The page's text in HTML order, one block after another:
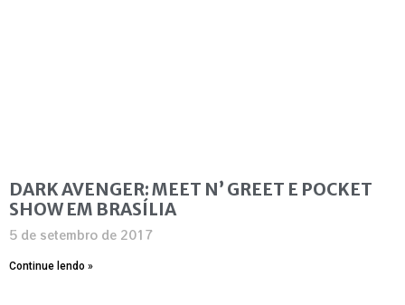
DARK AVENGER: MEET N’ GREET E POCKET
SHOW EM BRASÍLIA
5 de setembro de 2017
Continue lendo »